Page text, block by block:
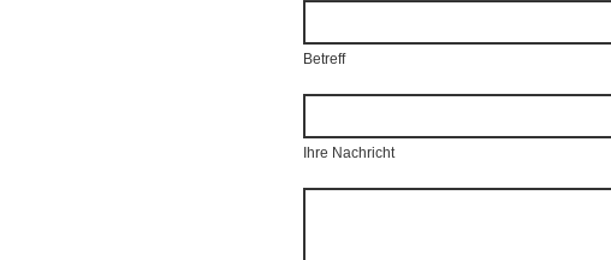
Betreff
Ihre Nachricht